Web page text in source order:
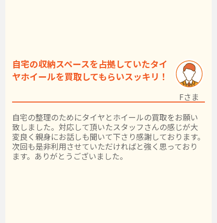
自宅の収納スペースを占拠していたタイ
ヤホイールを買取してもらいスッキリ！
自宅の整理のためにタイヤとホイールの買取をお願い
致しました。対応して頂いたスタッフさんの感じが大
変良く親身にお話しも聞いて下さり感謝しております。
次回も是非利用させていただければと強く思っており
ます。ありがとうございました。
Fさま